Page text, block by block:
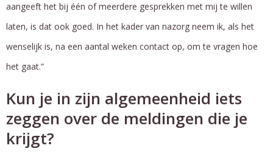
aangeeft het bij één of meerdere gesprekken met mij te willen
laten, is dat ook goed. In het kader van nazorg neem ik, als het
wenselijk is, na een aantal weken contact op, om te vragen hoe
het gaat.”
Kun je in zijn algemeenheid iets
zeggen over de meldingen die je
krijgt?